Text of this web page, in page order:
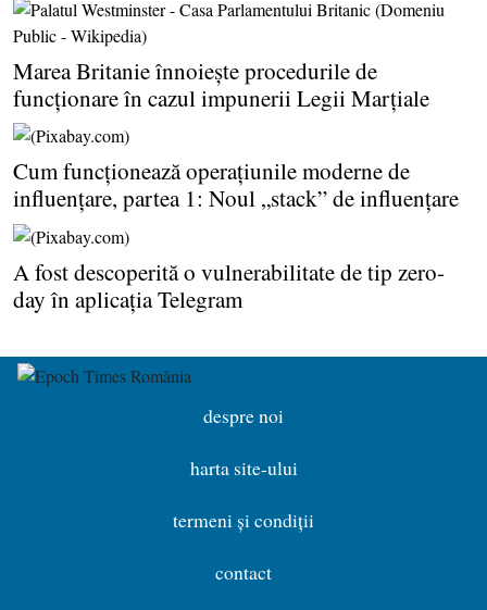
Marea Britanie înnoieşte procedurile de
funcţionare în cazul impunerii Legii Marţiale
Cum funcţionează operaţiunile moderne de
influenţare, partea 1: Noul „stack” de influenţare
A fost descoperită o vulnerabilitate de tip zero-
day în aplicaţia Telegram
despre noi
harta site-ului
termeni și condiții
contact